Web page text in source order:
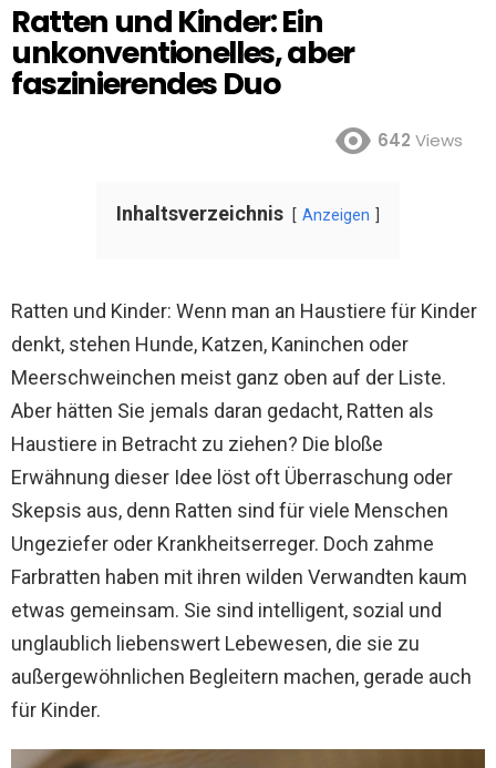
Ratten und Kinder: Ein
unkonventionelles, aber
faszinierendes Duo
642 Views
Inhaltsverzeichnis Anzeigen
Ratten und Kinder: Wenn man an Haustiere für Kinder
denkt, stehen Hunde, Katzen, Kaninchen oder
Meerschweinchen meist ganz oben auf der Liste.
Aber hätten Sie jemals daran gedacht, Ratten als
Haustiere in Betracht zu ziehen? Die bloße
Erwähnung dieser Idee löst oft Überraschung oder
Skepsis aus, denn Ratten sind für viele Menschen
Ungeziefer oder Krankheitserreger. Doch zahme
Farbratten haben mit ihren wilden Verwandten kaum
etwas gemeinsam. Sie sind intelligent, sozial und
unglaublich liebenswert Lebewesen, die sie zu
außergewöhnlichen Begleitern machen, gerade auch
für Kinder.